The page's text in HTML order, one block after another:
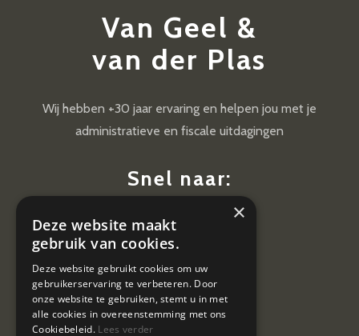
Van Geel &
van der Plas
Wij hebben +30 jaar ervaring en helpen jou met je
administratieve en fiscale uitdagingen
Snel naar:
Diensten
Vacatures
×
Deze website maakt
gebruik van cookies.
Deze website gebruikt cookies om uw
gebruikerservaring te verbeteren. Door
onze website te gebruiken, stemt u in met
alle cookies in overeenstemming met ons
Cookiebeleid. Lees verder